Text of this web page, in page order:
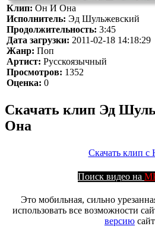
Клип:Он И Она
Исполнитель: Эд Шульжевский
Продолжительность: 3:45
Дата загрузки: 2011-02-18 14:18:29
Жанр: Поп
Артист: Русскоязычный
Просмотров: 1352
Оценка: 0
Скачать клип Эд
Она
Скачать клип с
Поиск видео на
Это мобильная, сильно
использовать все возможности
версию